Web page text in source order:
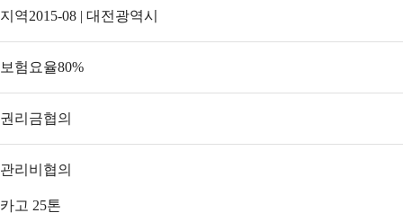
지역2015-08 | 대전광역시
보험요율80%
권리금협의
관리비 협의
카고 25톤